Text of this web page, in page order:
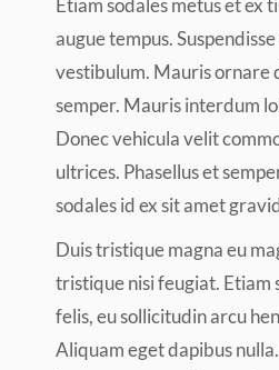
Etiam sodales metus et ex
augue tempus.
vestibulum. Mauris ornare
semper. Mauris interdum
Donec vehicula velit
ultrices. Phasellus et
sodales id ex sit amet
Duis tristique magna eu
tristique nisi feugiat. Etiam
felis, eu sollicitudin arcu
Aliquam eget dapibus